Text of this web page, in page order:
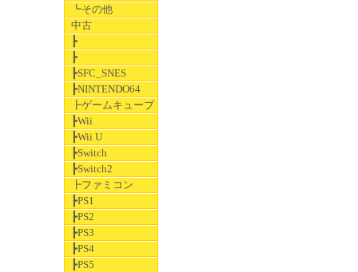
┗その他
中古
┣
┣
┣SFC_SNES
┣NINTENDO64
┣ゲームキューブ
┣Wii
┣Wii U
┣Switch
┣Switch2
┣ファミコン
┣PS1
┣PS2
┣PS3
┣PS4
┣PS5